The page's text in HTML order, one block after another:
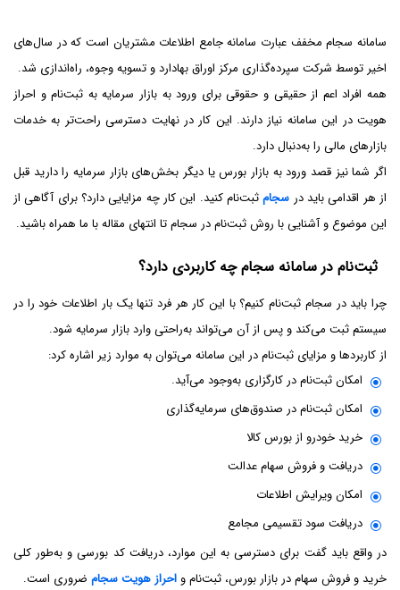
سامانه سجام مخفف عبارت سامانه جامع اطلاعات مشتریان است که در سال‌های
اخیر توسط شرکت سپرده‌گذاری مرکز اوراق بهادارد و تسویه وجوه، راه‌اندازی شد.
همه افراد اعم از حقیقی و حقوقی برای ورود به بازار سرمایه به ثبت‌نام و احراز
هویت در این سامانه نیاز دارند. این کار در نهایت دسترسی راحت‌تر به خدمات
بازارهای مالی را به‌دنبال دارد.
اگر شما نیز قصد ورود به بازار بورس یا دیگر بخش‌های بازار‌ سرمایه را دارید قبل
از هر اقدامی باید در سجامثبت‌نام کنید. این کار چه مزایایی دارد؟ برای آگاهی از
این موضوع و آشنایی با روش ثبت‌نام در سجام تا انتهای مقاله با ما همراه باشید.
ثبت‌نام در سامانه سجام چه کاربردی دارد؟
چرا باید در سجام ثبت‌نام کنیم؟ با این کار هر فرد تنها یک ‌بار اطلاعات خود را در
سیستم ثبت می‌کند و پس از آن می‌تواند به‌راحتی وارد بازار سرمایه شود.
از کاربردها و مزایای ثبت‌نام در این سامانه می‌توان به موارد زیر اشاره کرد:
امکان ثبت‌نام در کارگزاری به‌وجود می‌آید.
امکان ثبت‌نام در صندوق‌های سرمایه‌گذاری
خرید خودرو از بورس کالا
دریافت و فروش سهام عدالت
امکان ویرایش اطلاعات
دریافت سود تقسیمی مجامع
در واقع باید گفت برای دسترسی به این موارد، دریافت کد بورسی و به‌طور کلی
خرید و فروش سهام در بازار بورس، ثبت‌نام و احراز هویت سجام ضروری است.